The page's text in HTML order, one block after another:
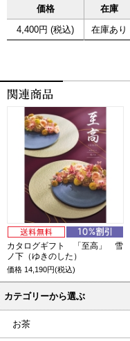
価格 在庫
4,400円 (税込)
在庫あり
カタログギフト 「至高」 雪
ノ下（ゆきのした）
価格 14,190円(税込)
カテゴリーから選ぶ
お茶